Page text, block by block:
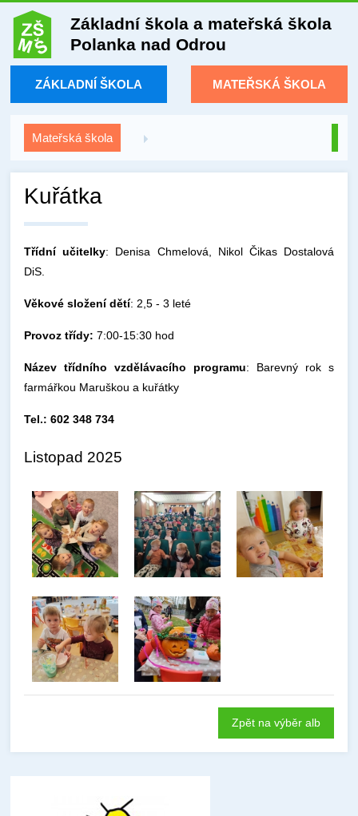
Základní škola a mateřská škola
Polanka nad Odrou
ZÁKLADNÍ ŠKOLA MATEŘSKÁ ŠKOLA
Mateřská škola
Kuřátka
Třídní učitelky: Denisa Chmelová, Nikol Čikas Dostalová
DiS.
Věkové složení dětí: 2,5 - 3 leté
Provoz třídy: 7:00-15:30 hod
Název třídního vzdělávacího programu: Barevný rok s
farmářkou Maruškou a kuřátky
Tel.: 602 348 734
Listopad 2025
Zpět na výběr alb